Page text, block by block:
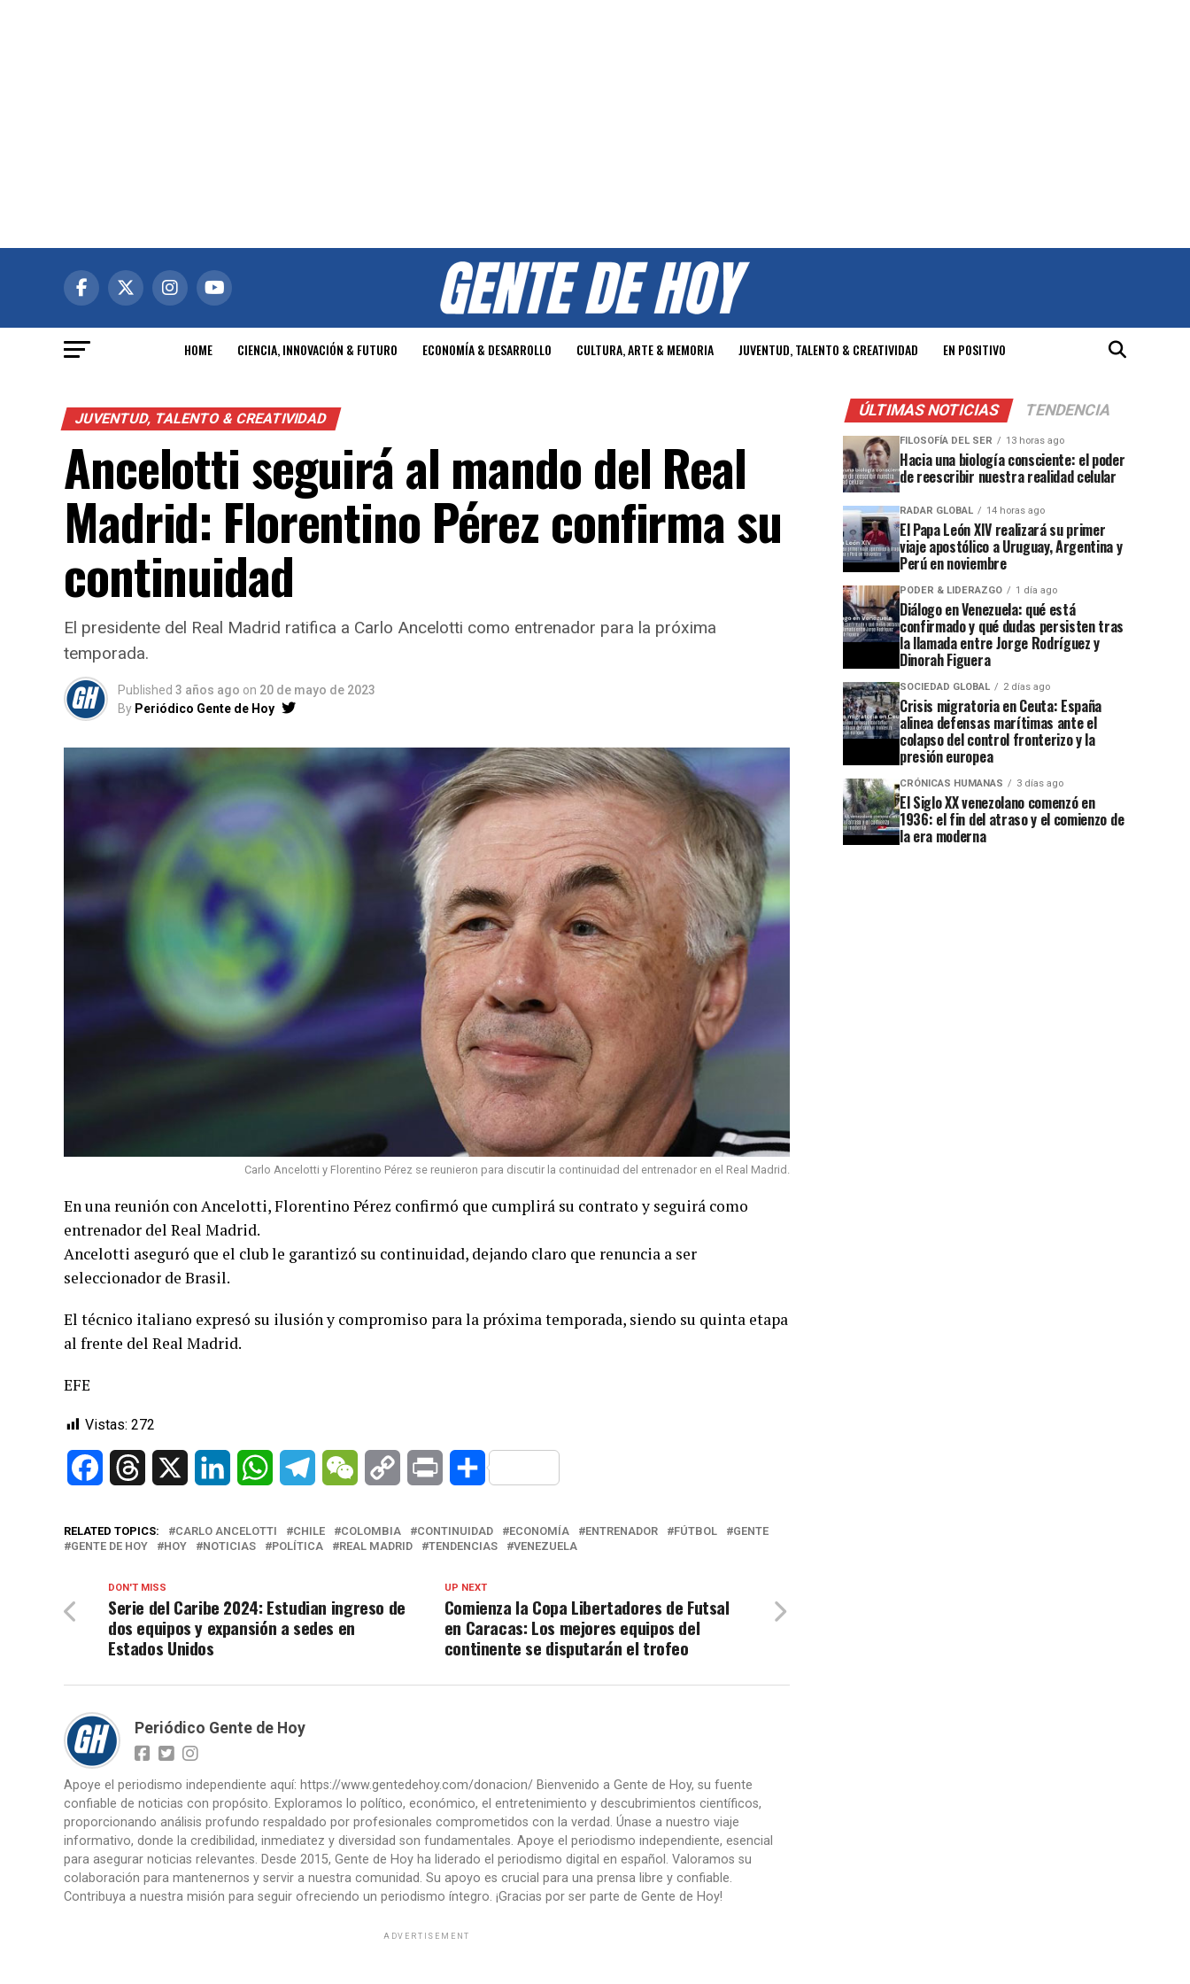
HOME CIENCIA, INNOVACIÓN & FUTURO ECONOMÍA & DESARROLLO CULTURA, ARTE & MEMORIA JUVENTUD, TALENTO & CREATIVIDAD EN POSITIVO
JUVENTUD, TALENTO & CREATIVIDAD
Ancelotti seguirá al mando del Real
Madrid: Florentino Pérez confirma su
continuidad
El presidente del Real Madrid ratifica a Carlo Ancelotti como entrenador para la próxima
temporada.
Published 3 años ago on 20 de mayo de 2023
By Periódico Gente de Hoy
Carlo Ancelotti y Florentino Pérez se reunieron para discutir la continuidad del entrenador en el Real Madrid.
En una reunión con Ancelotti, Florentino Pérez confirmó que cumplirá su contrato y seguirá como
entrenador del Real Madrid.
Ancelotti aseguró que el club le garantizó su continuidad, dejando claro que renuncia a ser
seleccionador de Brasil.
El técnico italiano expresó su ilusión y compromiso para la próxima temporada, siendo su quinta etapa
al frente del Real Madrid.
EFE
Vistas: 272
FacebookThreads LinkedIn WhatsAppTelegramWeChat Copy Print Compartir
RELATED TOPICS: CARLO ANCELOTTI CHILE COLOMBIA CONTINUIDAD ECONOMÍA ENTRENADOR FÚTBOL
GENTE
GENTE DE HOY
HOY NOTICIAS POLÍTICA REAL MADRID TENDENCIAS VENEZUELA
UP NEXT
Comienza la Copa Libertadores de Futsal
en Caracas: Los mejores equipos del
continente se disputarán el trofeo
DON'T MISS
Serie del Caribe 2024: Estudian ingreso de
dos equipos y expansión a sedes en
Estados Unidos
Periódico Gente de Hoy
Apoye el periodismo independiente aquí: https://www.gentedehoy.com/donacion/ Bienvenido a Gente de Hoy, su fuente
confiable de noticias con propósito. Exploramos lo político, económico, el entretenimiento y descubrimientos científicos,
proporcionando análisis profundo respaldado por profesionales comprometidos con la verdad. Únase a nuestro viaje
informativo, donde la credibilidad, inmediatez y diversidad son fundamentales. Apoye el periodismo independiente, esencial
para asegurar noticias relevantes. Desde 2015, Gente de Hoy ha liderado el periodismo digital en español. Valoramos su
colaboración para mantenernos y servir a nuestra comunidad. Su apoyo es crucial para una prensa libre y confiable.
Contribuya a nuestra misión para seguir ofreciendo un periodismo íntegro. ¡Gracias por ser parte de Gente de Hoy!
ADVERTISEMENT
ÚLTIMAS NOTICIAS TENDENCIA
FILOSOFÍA DEL SER 13 horas ago
Hacia una biología consciente: el poder
de reescribir nuestra realidad celular
RADAR GLOBAL 14 horas ago
El Papa León XIV realizará su primer
viaje apostólico a Uruguay, Argentina y
Perú en noviembre
PODER & LIDERAZGO 1 día ago
Diálogo en Venezuela: qué está
confirmado y qué dudas persisten tras
la llamada entre Jorge Rodríguez y
Dinorah Figuera
SOCIEDAD GLOBAL 2 días ago
Crisis migratoria en Ceuta: España
alinea defensas marítimas ante el
colapso del control fronterizo y la
presión europea
CRÓNICAS HUMANAS 3 días ago
El Siglo XX venezolano comenzó en
1936: el fin del atraso y el comienzo de
la era moderna